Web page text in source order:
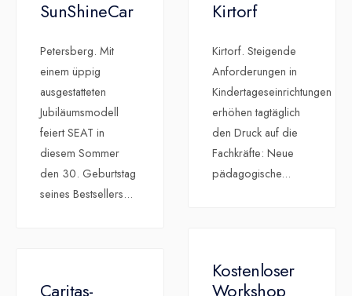
Kirtorf
Kirtorf. Steigende
Anforderungen in
Kindertageseinrichtungen
erhöhen tagtäglich
den Druck auf die
Fachkräfte: Neue
pädagogische...
SunShineCar
Petersberg. Mit
einem üppig
ausgestatteten
Jubiläumsmodell
feiert SEAT in
diesem Sommer
den 30. Geburtstag
seines Bestsellers...
Kostenloser
Workshop
Caritas-